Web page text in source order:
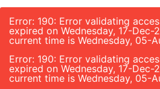
Error: 190: Error validating
expired on Wednesday, 17-Dec-
current time is Wednesday, 05-
Error: 190: Error validating
expired on Wednesday, 17-Dec-
current time is Wednesday, 05-